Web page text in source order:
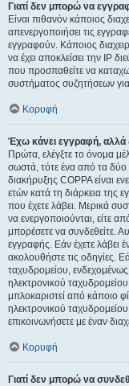
Γιατί δεν μπορώ να
Είναι πιθανόν κάποιος
απενεργοποιήσει τις
εγγραφούν. Κάποιος
να έχει αποκλείσει την IP
που προσπαθείτε να
συστήματος συζητήσεων
Κορυφή
Έχω κάνει εγγραφή,
Πρώτα, ελέγξτε το όνομα
σωστά, τότε ένα από τα δύο
διακήρυξης COPPA είναι
ετών κατά τη διάρκεια της
που έχετε λάβει. Μερικά
να ενεργοποιούνται, είτε
μπορέσετε να συνδεθείτε.
εγγραφής. Εάν έχετε λάβει
ακολουθήστε τις οδηγίες.
ταχυδρομείου,
ηλεκτρονικού
μπλοκαριστεί από κάποιο
ηλεκτρονικού
επικοινωνήσετε με έναν
Κορυφή
Γιατί δεν μπορώ να